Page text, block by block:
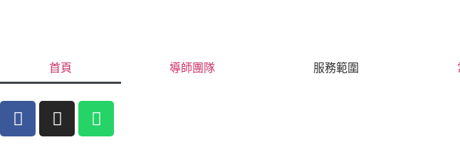
首頁 導師團隊 服務範圍